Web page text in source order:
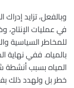
وبالفعل، تزايد
في عمليات
للمخاطر السياسية
بالمياه. ففي
المياه بسبب
خطر بل ولهدد ذلك